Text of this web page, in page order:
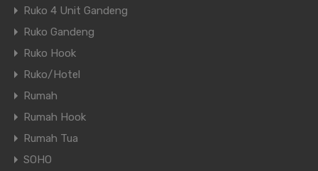
Ruko 4 Unit Gandeng
Ruko Gandeng
Ruko Hook
Ruko/Hotel
Rumah
Rumah Hook
Rumah Tua
SOHO